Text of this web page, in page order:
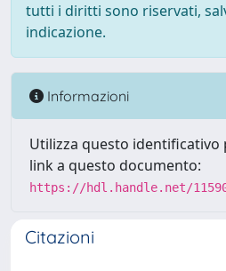
tutti i diritti sono riservati,
indicazione.
Informazioni
Utilizza questo identificativo
link a questo documento:
https://hdl.handle.net/
Citazioni